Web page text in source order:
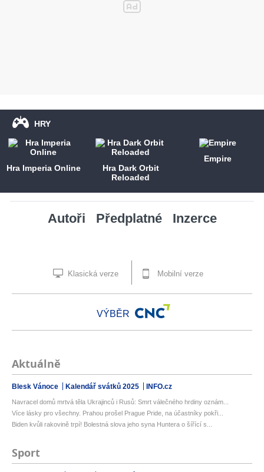
HRY
Hra Imperia Online
Hra Dark Orbit
Reloaded
Empire
Autoři Předplatné Inzerce
Klasická verze Mobilní verze
VÝBĚR
Aktuálně
Blesk Vánoce Kalendář svátků 2025 INFO.cz
Navracel domů mrtvá těla Ukrajinců i Rusů: Smrt válečného hrdiny oznám...
Více lásky pro všechny. Prahou prošel Prague Pride, na účastníky pokři...
Biden kvůli rakovině trpí! Bolestná slova jeho syna Huntera o šířící s...
Sport